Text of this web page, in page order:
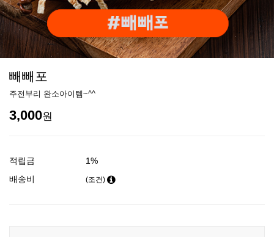
빼빼포
주전부리 완소아이템~^^
3,000원
적립금
1%
배송비
(조건)